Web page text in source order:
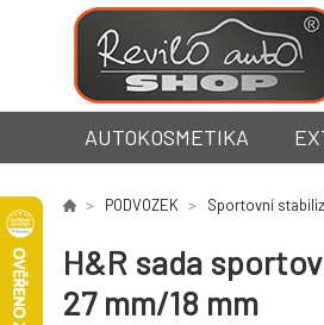
AUTOKOSMETIKA
PODVOZEK Sportovní
H&R sada
27 mm/18 mm